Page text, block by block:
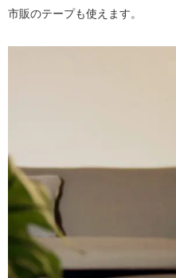
市販のテープも使えます。